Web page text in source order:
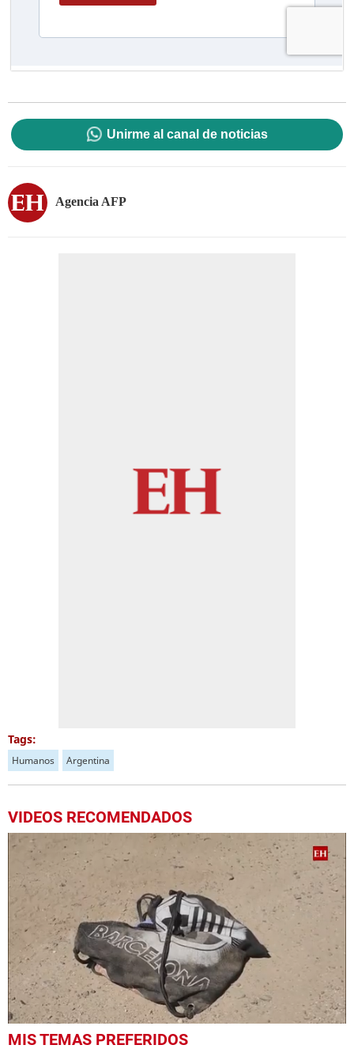
Unirme al canal de noticias
Agencia AFP
Tags:
Humanos Argentina
VIDEOS RECOMENDADOS
seconds
MIS TEMAS PREFERIDOS